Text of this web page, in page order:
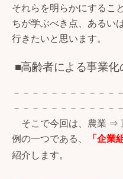
それらを明らかにするこ
ちが学ぶべき点、あるい
行きたいと思います。
■高齢者による事業
－－－－－－－－－－－
－－－－－－－－－－－
そこで今回は、農業 ⇒
例の一つである、
「企業
紹介します。